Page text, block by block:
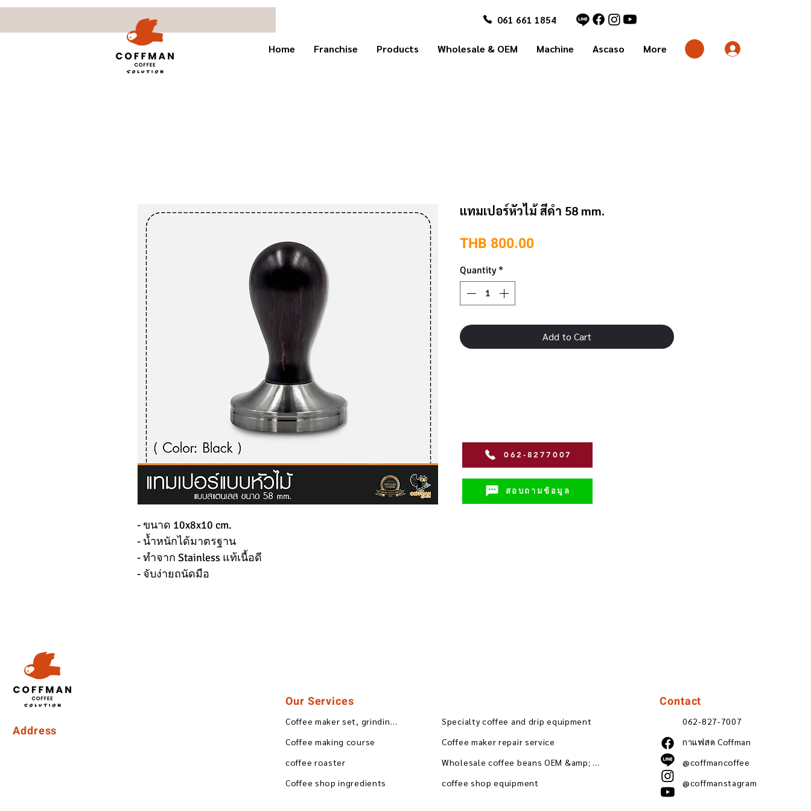
061 661 1854
Home Franchise Products Wholesale & OEM Machine Ascaso More
- ขนาด 10x8x10 cm.
- น้ำหนักได้มาตรฐาน
- ทำจาก Stainless แท้เนื้อดี
- จับง่ายถนัดมือ
แทมเปอร์หัวไม้ สีดำ 58 mm.
THB 800.00Price
Quantity *
Add to Cart
สอบถามข้อมูล
062-8277007
Address
Our Services
Coffee maker set, grinding, blending
Coffee making course
coffee roaster
Coffee shop ingredients
Specialty coffee and drip equipment
Coffee maker repair service
Wholesale coffee beans OEM &amp; ODM
coffee shop equipment
Contact
062-827-7007
กาแฟสด Coffman
@coffmancoffee
@coffmanstagram